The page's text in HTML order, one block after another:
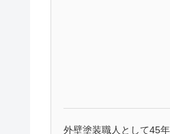
外壁塗装職人として45